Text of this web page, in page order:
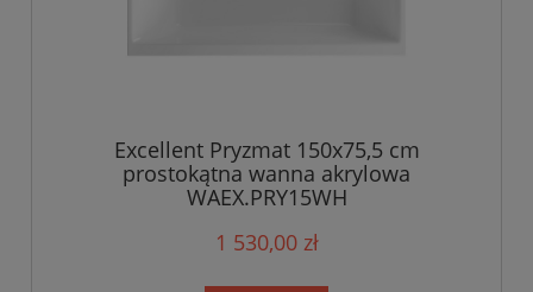
Excellent Pryzmat 150x75,5 cm
prostokątna wanna akrylowa
WAEX.PRY15WH
1 530,00 zł